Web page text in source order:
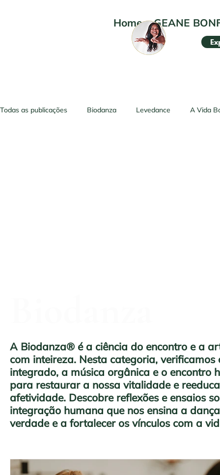
Home•GEANE
Todas as publicações Biodanza Levedance A Vida
A Biodanza® é a ciência do encontro e a
com inteireza. Nesta categoria, verificamos
integrado, a música orgânica e o encontro
para restaurar a nossa vitalidade e
afetividade. Descobre reflexões e ensaios
integração humana que nos ensina a
verdade e a fortalecer os vínculos com a